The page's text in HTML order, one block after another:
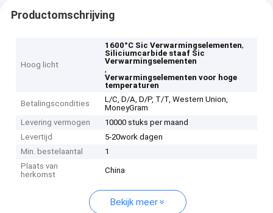
Productomschrijving
Hoog licht
1600°C Sic Verwarmingselementen,
Siliciumcarbide staaf Sic
Verwarmingselementen
,
Verwarmingselementen voor hoge
temperaturen
Betalingscondities
L/C, D/A, D/P, T/T, Western Union,
MoneyGram
Levering vermogen
10000 stuks per maand
Levertijd
5-20work dagen
Min. bestelaantal
1
Plaats van
herkomst
China
Bekijk meer